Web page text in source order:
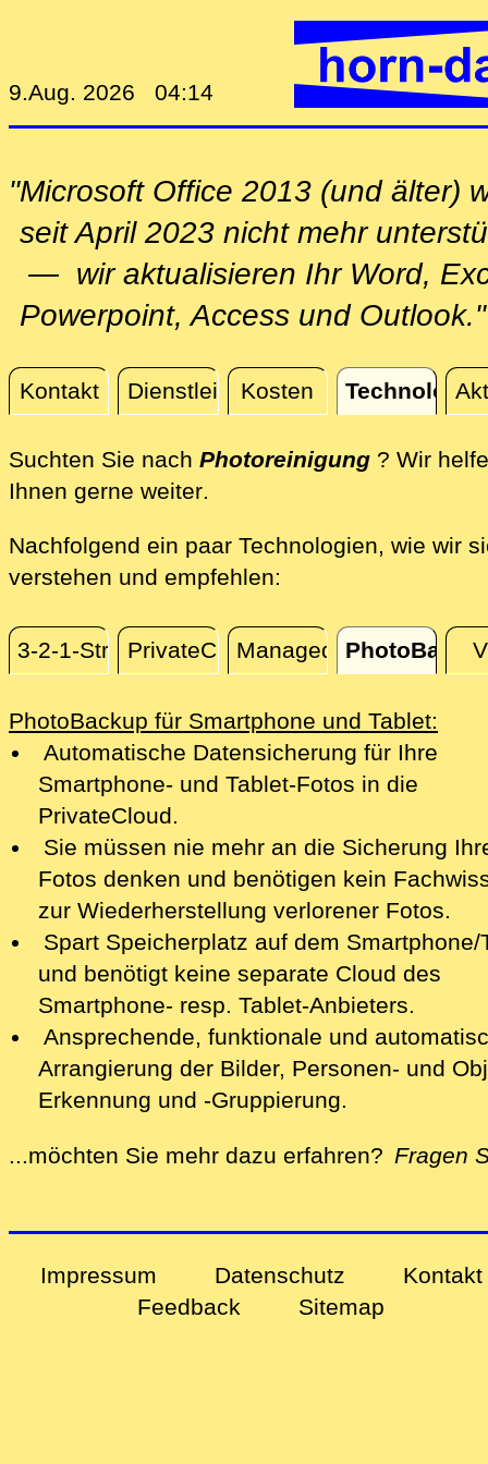
9.Aug. 2026 04:14
"Microsoft Office 2013 (und älter)
seit April 2023 nicht mehr
— wir aktualisieren Ihr Word,
Powerpoint, Access und Outlook."
Kontakt Dienstleistungen
Kosten Technologie
Technologie
Suchten Sie nach Photoreinigung ? Wir
Ihnen gerne weiterdirekt an Ihrem Standort,
.
Nachfolgend ein paar Technologien, wie wir
verstehen und empfehlen:
3-2-1-StrategiePrivateCloudManagedBackup
PhotoBackup
PhotoBackup für Smartphone und Tablet:
Automatische Datensicherung für Ihre
Smartphone- und Tablet-Fotos in die
PrivateCloud.
Sie müssen nie mehr an die Sicherung
Fotos denken und benötigen kein
zur Wiederherstellung verlorener Fotos.
Spart Speicherplatz auf dem Smartphone/
und benötigt keine separate Cloud des
Smartphone- resp. Ta‍blet-Anbieters.
Ansprechende, funktionale und
Arrangierung der Bilder, Personen- und
Erkennung und -Gruppierung.
...möchten Sie mehr dazu erfahren? Fragen
Impressum Datenschutz
Kontakt
Feedback
Sitemap